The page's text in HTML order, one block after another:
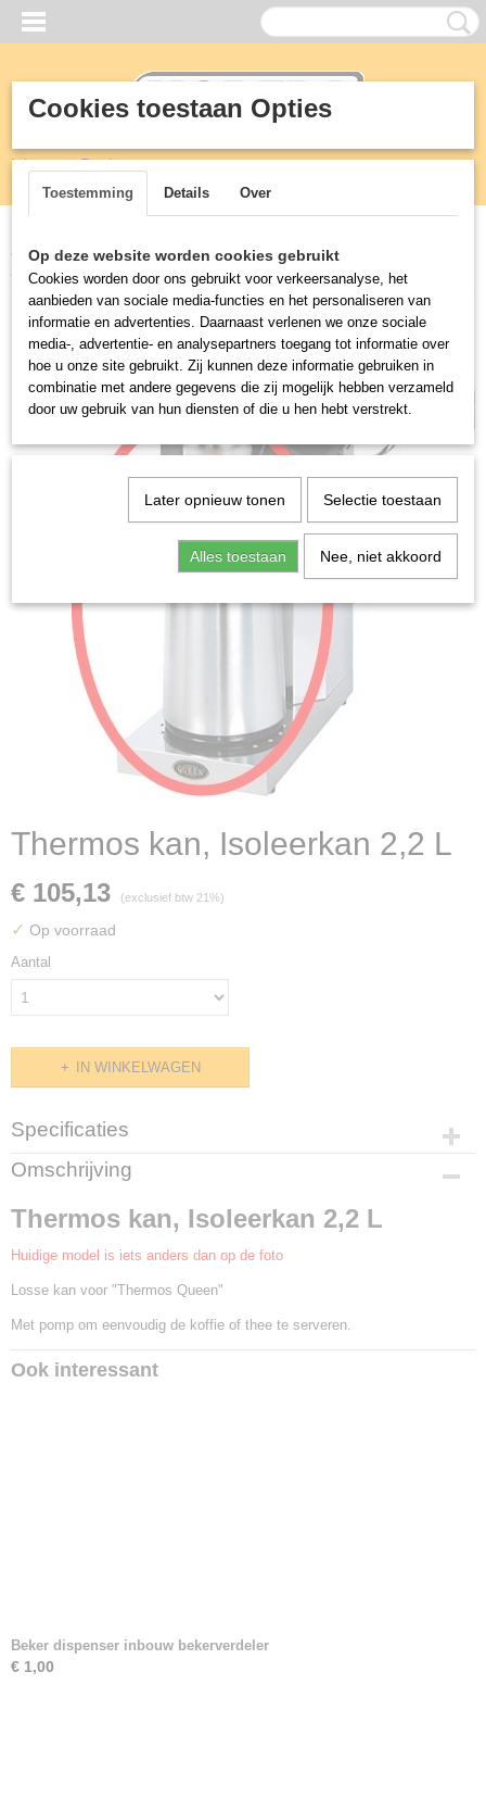
Inloggen Registreren
(0)
Home >KEUKEN>Koffie, Thee, Heetwater>Thermos kan,
Isoleerkan 2,2 L
Huidige model is iets
Thermos kan, Isoleerkan 2,2 L
€ 105,13 (exclusief btw 21%)
✓ Op voorraad
Aantal
IN WINKELWAGEN
Specificaties
Productcode
Omschrijving
Thermos kan, Isoleerkan 2,2 L
Huidige model is iets anders dan op de foto
Losse kan voor "Thermos Queen"
Met pomp om eenvoudig de koffie of thee te serveren.
Ook interessant
Beker dispenser inbouw bekerverdeler
€ 1,00
Cookies toestaan Opties
Toestemming Details Over
Op deze website worden cookies gebruikt
Cookies worden door ons gebruikt voor verkeersanalyse, het
aanbieden van sociale media-functies en het personaliseren van
informatie en advertenties. Daarnaast verlenen we onze sociale
media-, advertentie- en analysepartners toegang tot informatie over
hoe u onze site gebruikt. Zij kunnen deze informatie gebruiken in
combinatie met andere gegevens die zij mogelijk hebben verzameld
door uw gebruik van hun diensten of die u hen hebt verstrekt.
Later opnieuw tonen Selectie toestaan
Alles toestaan Nee, niet akkoord